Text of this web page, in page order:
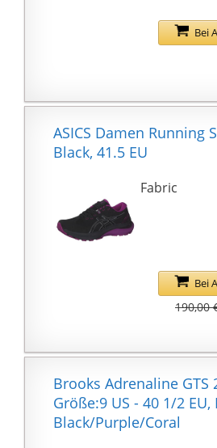
Verschluss:
Bei
ASICS Damen Running
Black, 41.5 EU
Fabric
Bei
190,00
Brooks Adrenaline GTS
Größe:9 US - 40 1/2 EU,
Black/Purple/Coral